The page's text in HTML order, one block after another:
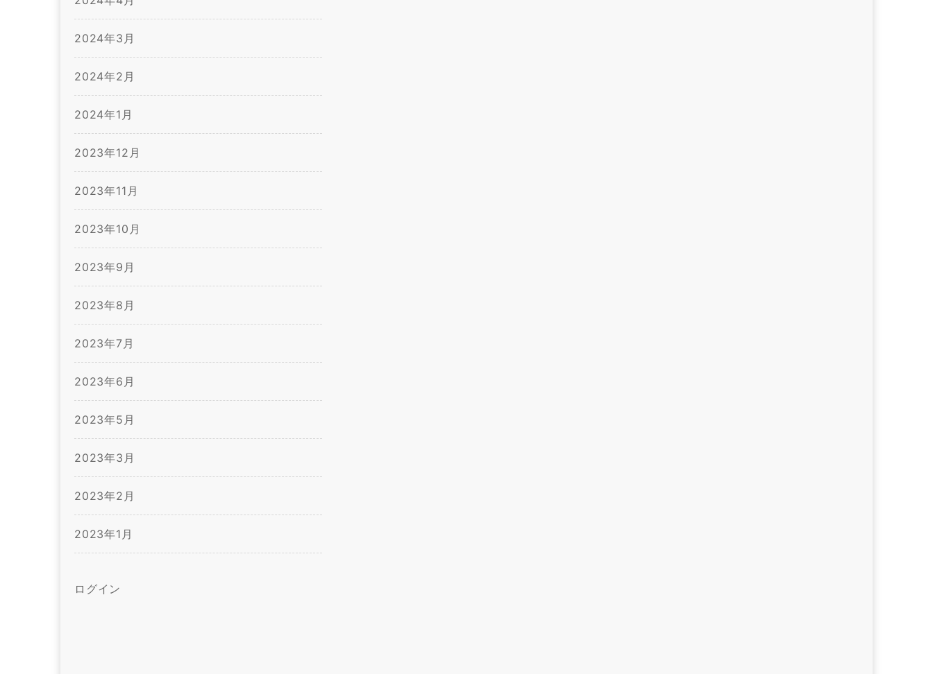
2024年3月
2024年2月
2024年1月
2023年12月
2023年11月
2023年10月
2023年9月
2023年8月
2023年7月
2023年6月
2023年5月
2023年3月
2023年2月
2023年1月
ログイン